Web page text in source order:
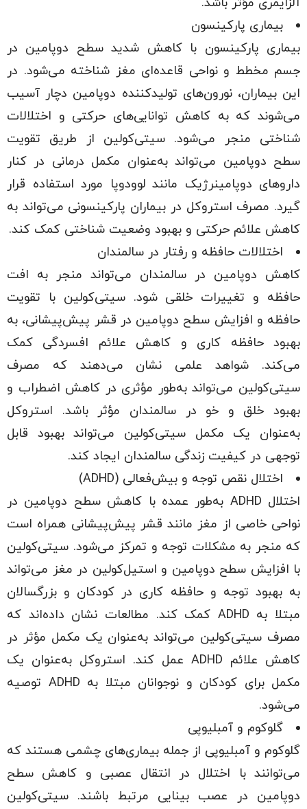
بیماری پارکینسون
بیماری پارکینسون با کاهش شدید سطح دوپامین در
جسم مخطط و نواحی قاعده‌ای مغز شناخته می‌شود. در
این بیماران، نورون‌های تولیدکننده دوپامین دچار آسیب
می‌شوند که به کاهش توانایی‌های حرکتی و اختلالات
شناختی منجر می‌شود. سیتی‌کولین از طریق تقویت
سطح دوپامین می‌تواند به‌عنوان مکمل درمانی در کنار
داروهای دوپامینرژیک مانند لوودوپا مورد استفاده قرار
گیرد. مصرف استروکل در بیماران پارکینسونی می‌تواند به
کاهش علائم حرکتی و بهبود وضعیت شناختی کمک کند.
اختلالات حافظه و رفتار در سالمندان
کاهش دوپامین در سالمندان می‌تواند منجر به افت
حافظه و تغییرات خلقی شود. سیتی‌کولین با تقویت
حافظه و افزایش سطح دوپامین در قشر پیش‌پیشانی، به
بهبود حافظه کاری و کاهش علائم افسردگی کمک
می‌کند. شواهد علمی نشان می‌دهند که مصرف
سیتی‌کولین می‌تواند به‌طور مؤثری در کاهش اضطراب و
بهبود خلق و خو در سالمندان مؤثر باشد. استروکل
به‌عنوان یک مکمل سیتی‌کولین می‌تواند بهبود قابل
توجهی در کیفیت زندگی سالمندان ایجاد کند.
اختلال نقص توجه و بیش‌فعالی (ADHD)
اختلال ADHD به‌طور عمده با کاهش سطح دوپامین در
نواحی خاصی از مغز مانند قشر پیش‌پیشانی همراه است
که منجر به مشکلات توجه و تمرکز می‌شود. سیتی‌کولین
با افزایش سطح دوپامین و استیل‌کولین در مغز می‌تواند
به بهبود توجه و حافظه کاری در کودکان و بزرگسالان
مبتلا به ADHD کمک کند. مطالعات نشان داده‌اند که
مصرف سیتی‌کولین می‌تواند به‌عنوان یک مکمل مؤثر در
کاهش علائم ADHD عمل کند. استروکل به‌عنوان یک
مکمل برای کودکان و نوجوانان مبتلا به ADHD توصیه
می‌شود.
گلوکوم و آمبلیوپی
گلوکوم و آمبلیوپی از جمله بیماری‌های چشمی هستند که
می‌توانند با اختلال در انتقال عصبی و کاهش سطح
دوپامین در عصب بینایی مرتبط باشند. سیتی‌کولین